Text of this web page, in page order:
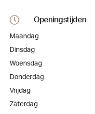
Openingstijden
Maandag
Dinsdag
Woensdag
Donderdag
Vrijdag
Zaterdag